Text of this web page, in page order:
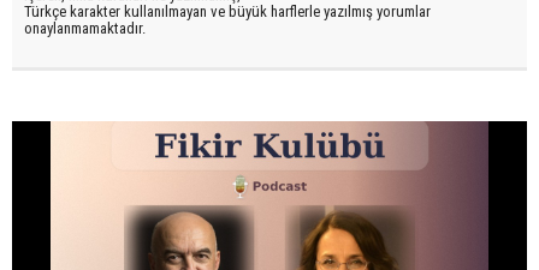
Türkçe karakter kullanılmayan ve büyük harflerle yazılmış yorumlar
onaylanmamaktadır.